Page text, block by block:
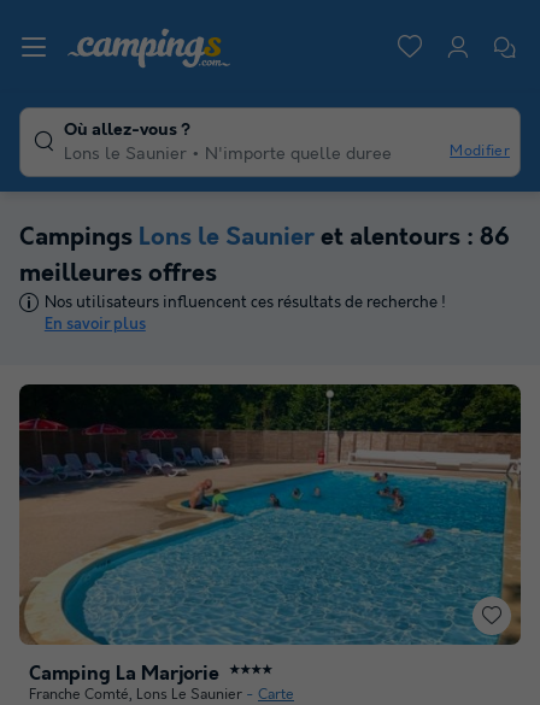
Où allez-vous ?
Lons le Saunier
N'importe quelle duree Modifier
Campings Lons le Saunier et alentours : 86
meilleures offres
Nos utilisateurs influencent ces résultats de recherche !
En savoir plus
Camping La Marjorie ★★★★
Franche Comté, Lons Le Saunier Carte